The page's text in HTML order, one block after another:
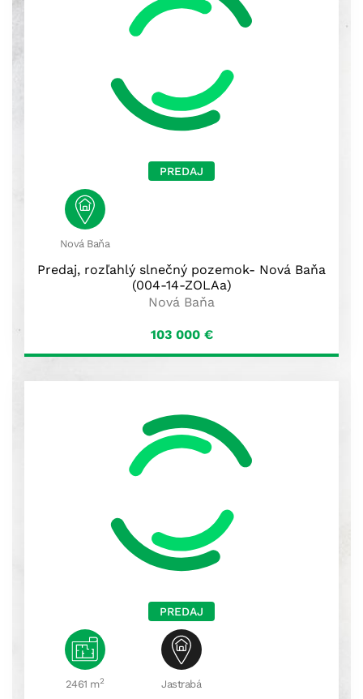
PREDAJ
Nová Baňa
Predaj, rozľahlý slnečný pozemok- Nová Baňa
(004-14-ZOLAa)
Nová Baňa
103 000 €
PREDAJ
2461 m2 Jastrabá